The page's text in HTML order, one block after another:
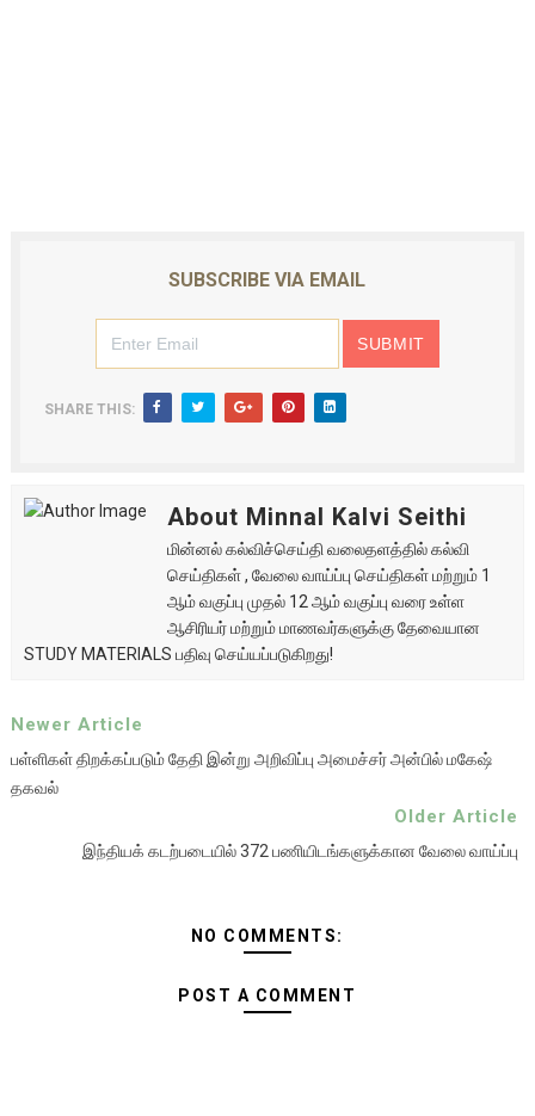
SUBSCRIBE VIA EMAIL
SHARE THIS:
About Minnal Kalvi Seithi
மின்னல் கல்விச்செய்தி வலைதளத்தில் கல்வி
செய்திகள் , வேலை வாய்ப்பு செய்திகள் மற்றும் 1
ஆம் வகுப்பு முதல் 12 ஆம் வகுப்பு வரை உள்ள
ஆசிரியர் மற்றும் மாணவர்களுக்கு தேவையான
STUDY MATERIALS பதிவு செய்யப்படுகிறது!
Newer Article
பள்ளிகள் திறக்கப்படும் தேதி இன்று அறிவிப்பு அமைச்சர் அன்பில் மகேஷ்
தகவல்
Older Article
இந்தியக் கடற்படையில் 372 பணியிடங்களுக்கான வேலை வாய்ப்பு
NO COMMENTS:
POST A COMMENT